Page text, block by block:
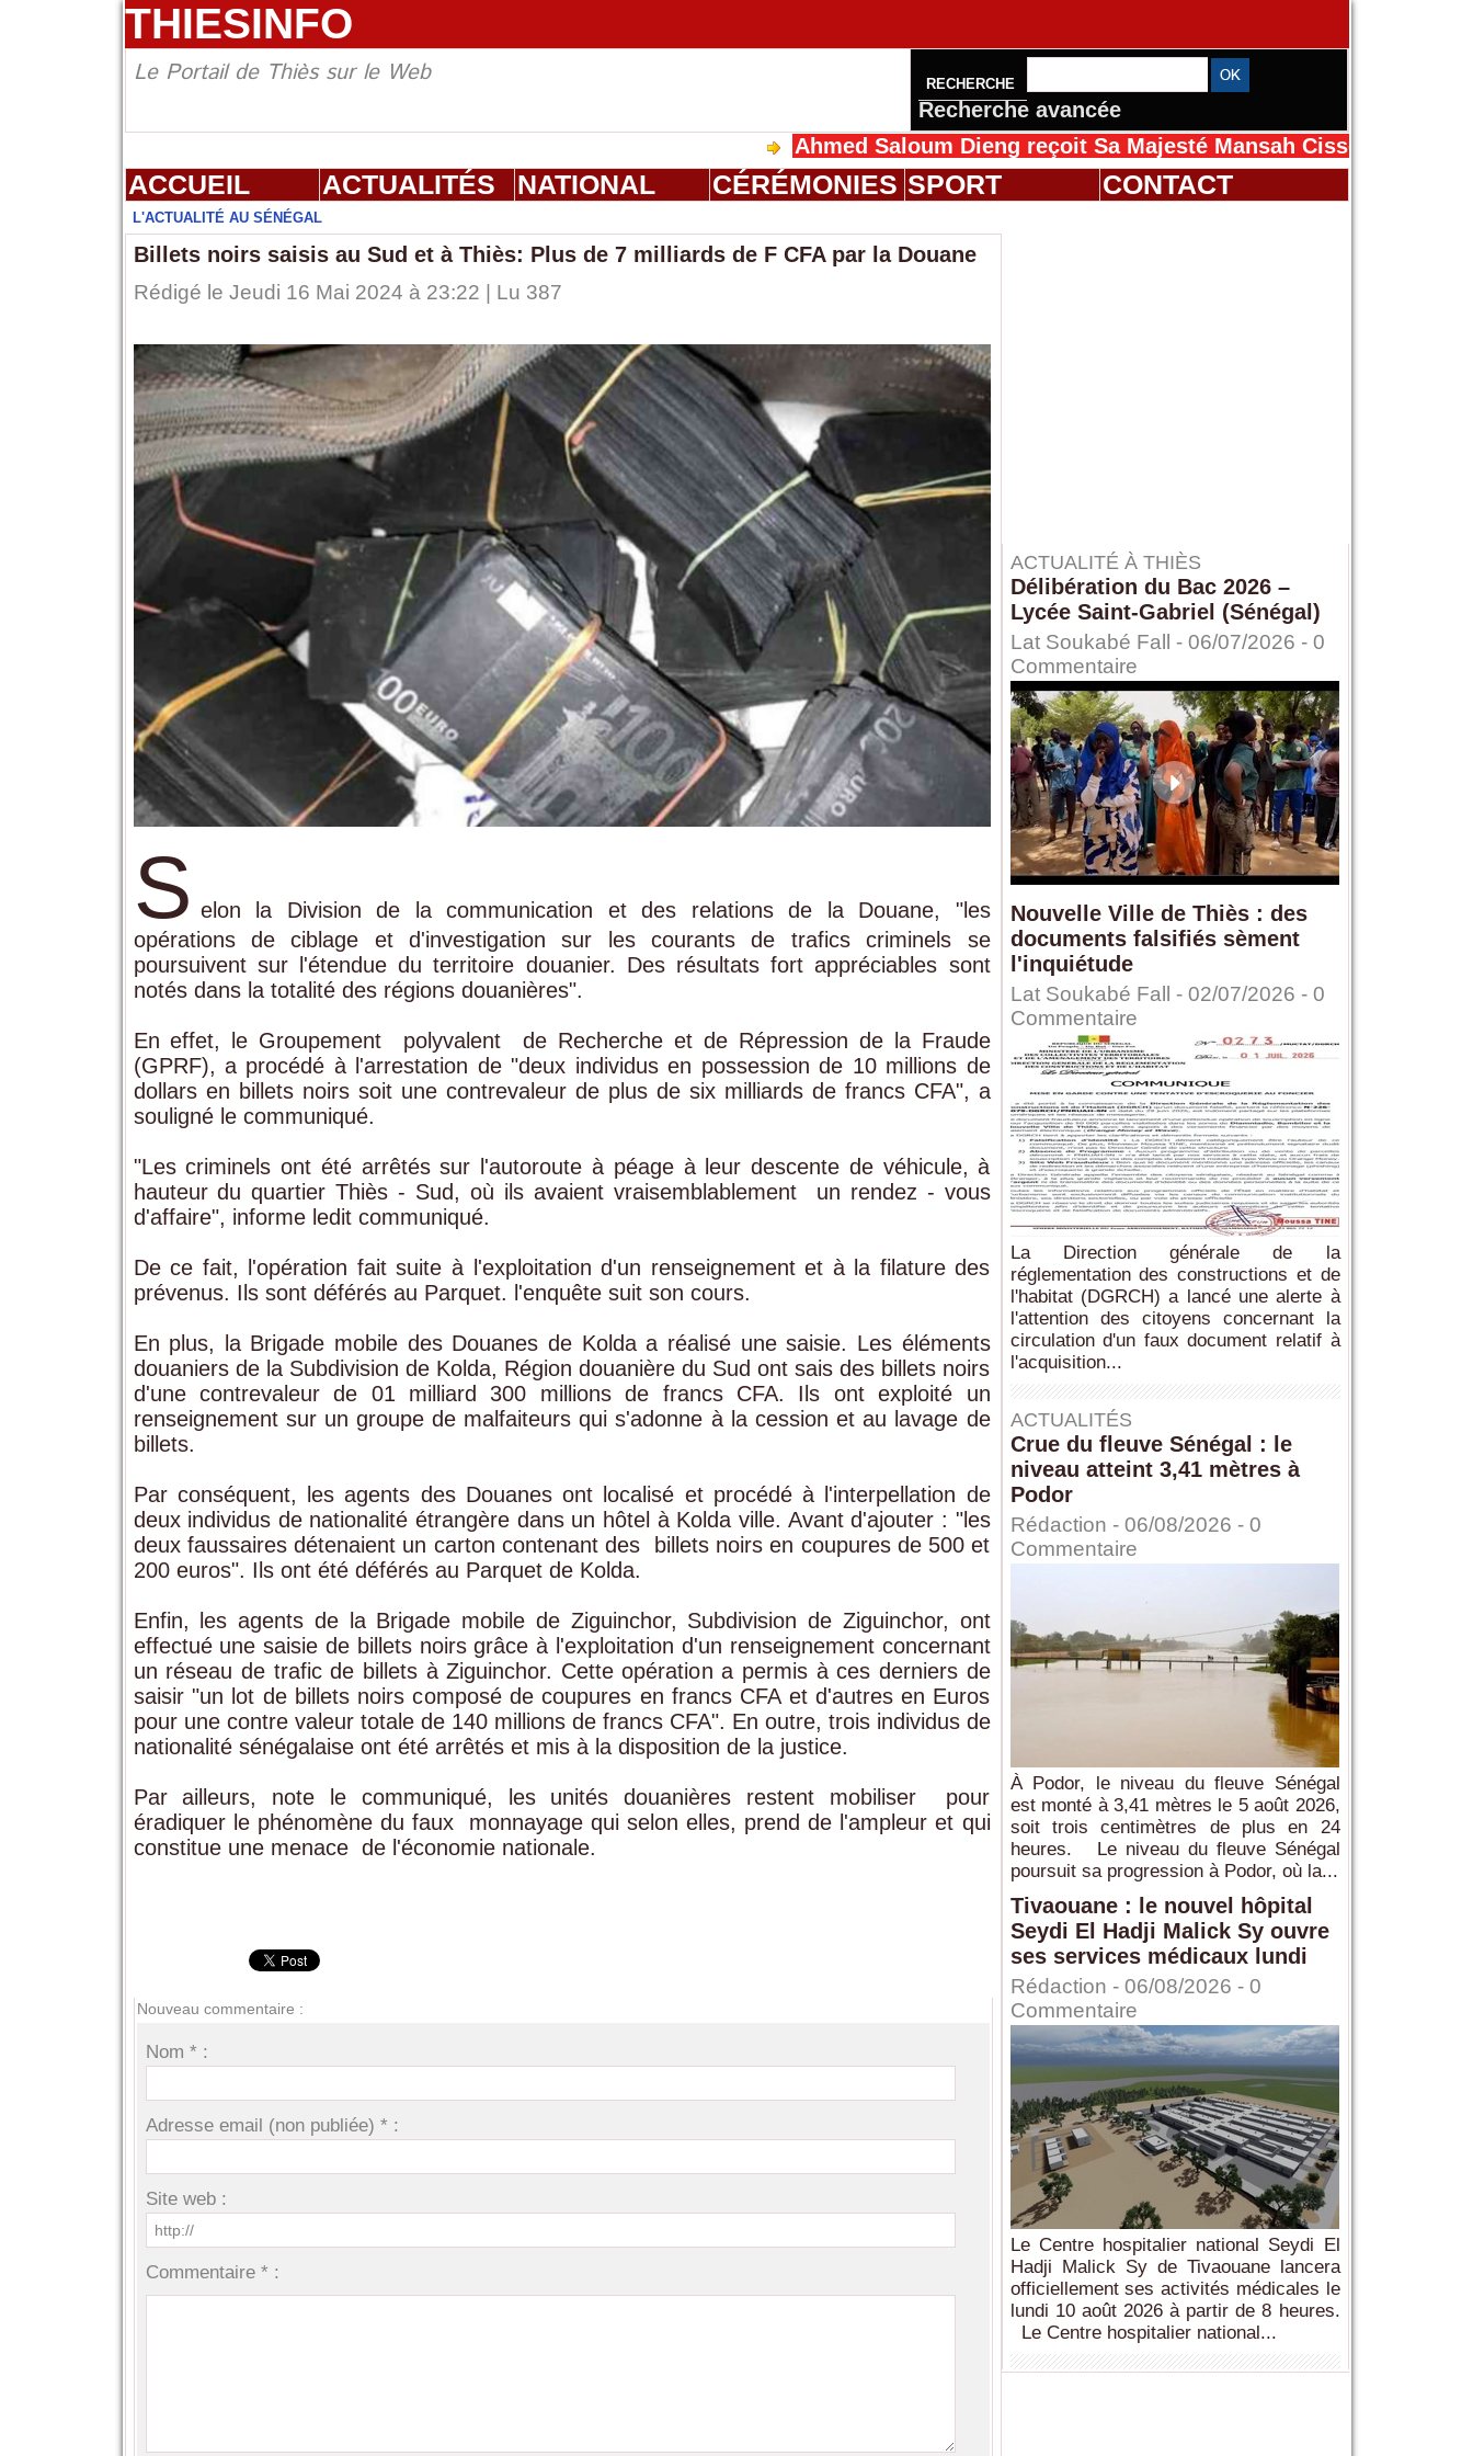
THIESINFO
Le Portail de Thiès sur le Web RECHERCHE
Recherche avancée
Ahmed Saloum Dieng reçoit Sa Majesté Mansah Cissé au Sénégal pour
ACCUEIL ACTUALITÉS NATIONAL CÉRÉMONIES SPORT CONTACT
L'ACTUALITÉ AU SÉNÉGAL
Billets noirs saisis au Sud et à Thiès: Plus de 7 milliards de F CFA par la Douane
Rédigé le Jeudi 16 Mai 2024 à 23:22 | Lu 387
S elon la Division de la communication et des relations de la Douane, "les
opérations de ciblage et d'investigation sur les courants de trafics criminels se
poursuivent sur l'étendue du territoire douanier. Des résultats fort appréciables sont
notés dans la totalité des régions douanières".
En effet, le Groupement polyvalent de Recherche et de Répression de la Fraude
(GPRF), a procédé à l'arrestation de "deux individus en possession de 10 millions de
dollars en billets noirs soit une contrevaleur de plus de six milliards de francs CFA", a
souligné le communiqué.
"Les criminels ont été arrêtés sur l'autoroute à péage à leur descente de véhicule, à
hauteur du quartier Thiès - Sud, où ils avaient vraisemblablement un rendez - vous
d'affaire", informe ledit communiqué.
De ce fait, l'opération fait suite à l'exploitation d'un renseignement et à la filature des
prévenus. Ils sont déférés au Parquet. l'enquête suit son cours.
En plus, la Brigade mobile des Douanes de Kolda a réalisé une saisie. Les éléments
douaniers de la Subdivision de Kolda, Région douanière du Sud ont sais des billets noirs
d'une contrevaleur de 01 milliard 300 millions de francs CFA. Ils ont exploité un
renseignement sur un groupe de malfaiteurs qui s'adonne à la cession et au lavage de
billets.
Par conséquent, les agents des Douanes ont localisé et procédé à l'interpellation de
deux individus de nationalité étrangère dans un hôtel à Kolda ville. Avant d'ajouter : "les
deux faussaires détenaient un carton contenant des billets noirs en coupures de 500 et
200 euros". Ils ont été déférés au Parquet de Kolda.
Enfin, les agents de la Brigade mobile de Ziguinchor, Subdivision de Ziguinchor, ont
effectué une saisie de billets noirs grâce à l'exploitation d'un renseignement concernant
un réseau de trafic de billets à Ziguinchor. Cette opération a permis à ces derniers de
saisir "un lot de billets noirs composé de coupures en francs CFA et d'autres en Euros
pour une contre valeur totale de 140 millions de francs CFA". En outre, trois individus de
nationalité sénégalaise ont été arrêtés et mis à la disposition de la justice.
Par ailleurs, note le communiqué, les unités douanières restent mobiliser pour
éradiquer le phénomène du faux monnayage qui selon elles, prend de l'ampleur et qui
constitue une menace de l'économie nationale.
Nouveau commentaire :
Nom * :
Adresse email (non publiée) * :
Site web :
Commentaire * :
ACTUALITÉ À THIÈS
Délibération du Bac 2026 –
Lycée Saint-Gabriel (Sénégal)
Lat Soukabé Fall - 06/07/2026 - 0
Commentaire
Nouvelle Ville de Thiès : des
documents falsifiés sèment
l'inquiétude
Lat Soukabé Fall - 02/07/2026 - 0
Commentaire
La Direction générale de la
réglementation des constructions et de
l'habitat (DGRCH) a lancé une alerte à
l'attention des citoyens concernant la
circulation d'un faux document relatif à
l'acquisition...
ACTUALITÉS
Crue du fleuve Sénégal : le
niveau atteint 3,41 mètres à
Podor
Rédaction - 06/08/2026 - 0
Commentaire
À Podor, le niveau du fleuve Sénégal
est monté à 3,41 mètres le 5 août 2026,
soit trois centimètres de plus en 24
heures. Le niveau du fleuve Sénégal
poursuit sa progression à Podor, où la...
Tivaouane : le nouvel hôpital
Seydi El Hadji Malick Sy ouvre
ses services médicaux lundi
Rédaction - 06/08/2026 - 0
Commentaire
Le Centre hospitalier national Seydi El
Hadji Malick Sy de Tivaouane lancera
officiellement ses activités médicales le
lundi 10 août 2026 à partir de 8 heures.
Le Centre hospitalier national...